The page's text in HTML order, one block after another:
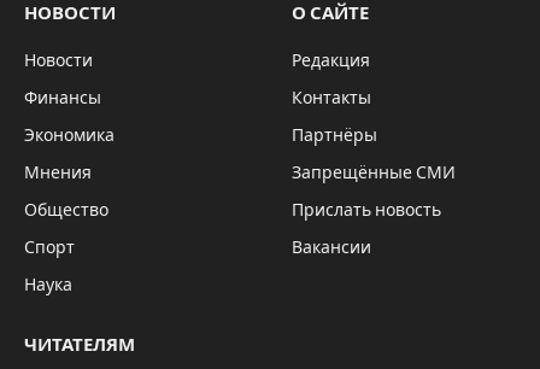
регионального Правительства сегодня, 23
июня, утвердили новые ограничения из-за
По новым, но уже до боли знакомым, правилам
вводится ограничение по максимальному
числу зрителей на фестивалях, концертах и в
кинотеатрах – залы должны быть заполнены
другие развлекательные мероприятия в